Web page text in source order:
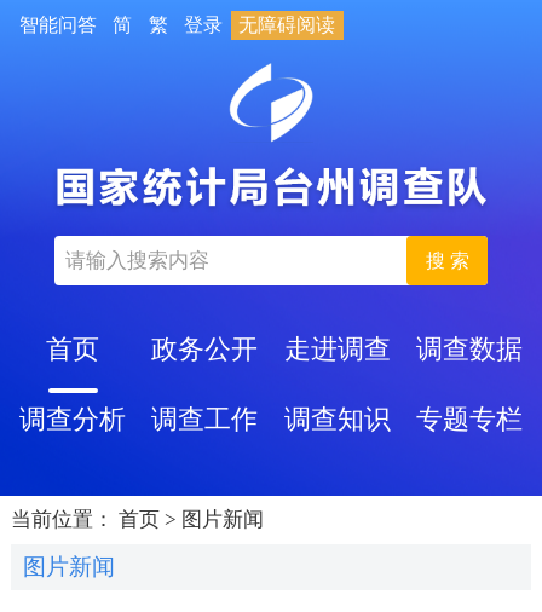
智能问答 简 繁 登录 无障碍阅读
搜 索
首页 政务公开 走进调查 调查数据
调查分析 调查工作 调查知识 专题专栏
当前位置： 首页 > 图片新闻
图片新闻